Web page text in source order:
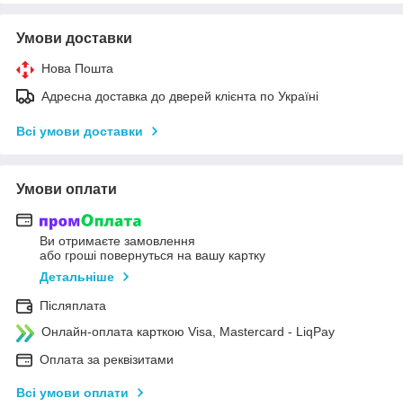
Умови доставки
Нова Пошта
Адресна доставка до дверей клієнта по Україні
Всі умови доставки
Умови оплати
Ви отримаєте замовлення
або гроші повернуться на вашу картку
Детальніше
Післяплата
Онлайн-оплата карткою Visa, Mastercard - LiqPay
Оплата за реквізитами
Всі умови оплати